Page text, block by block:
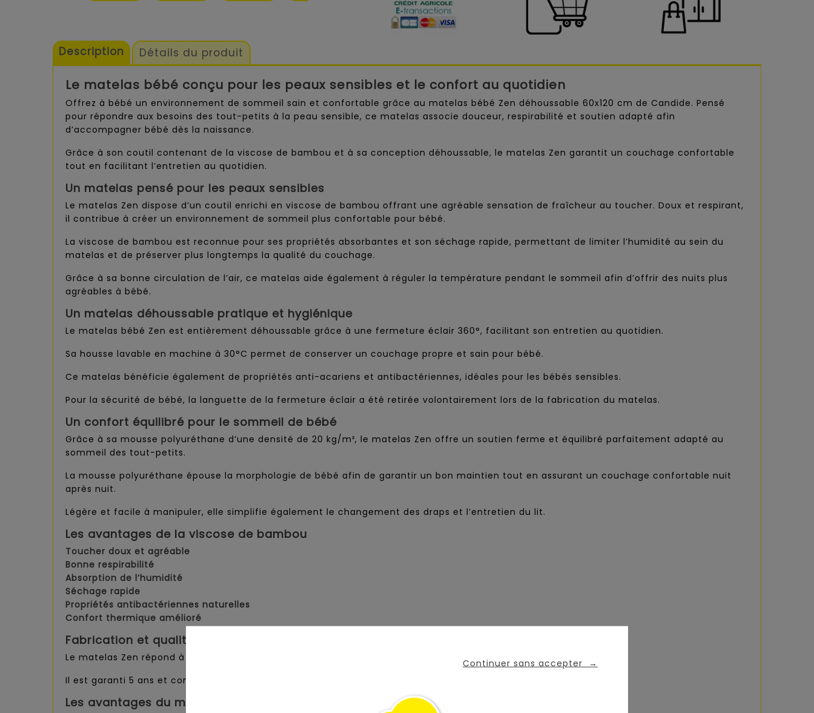
Continuer sans accepter →
Description Détails du produit
Le matelas bébé conçu pour les peaux sensibles et le confort au quotidien
Offrez à bébé un environnement de sommeil sain et confortable grâce au matelas bébé Zen déhoussable 60x120 cm de Candide. Pensé
pour répondre aux besoins des tout-petits à la peau sensible, ce matelas associe douceur, respirabilité et soutien adapté afin
d’accompagner bébé dès la naissance.
Grâce à son coutil contenant de la viscose de bambou et à sa conception déhoussable, le matelas Zen garantit un couchage confortable
tout en facilitant l’entretien au quotidien.
Un matelas pensé pour les peaux sensibles
Le matelas Zen dispose d’un coutil enrichi en viscose de bambou offrant une agréable sensation de fraîcheur au toucher. Doux et respirant,
il contribue à créer un environnement de sommeil plus confortable pour bébé.
La viscose de bambou est reconnue pour ses propriétés absorbantes et son séchage rapide, permettant de limiter l’humidité au sein du
matelas et de préserver plus longtemps la qualité du couchage.
Grâce à sa bonne circulation de l’air, ce matelas aide également à réguler la température pendant le sommeil afin d’offrir des nuits plus
agréables à bébé.
Un matelas déhoussable pratique et hygiénique
Le matelas bébé Zen est entièrement déhoussable grâce à une fermeture éclair 360°, facilitant son entretien au quotidien.
Sa housse lavable en machine à 30°C permet de conserver un couchage propre et sain pour bébé.
Ce matelas bénéficie également de propriétés anti-acariens et antibactériennes, idéales pour les bébés sensibles.
Pour la sécurité de bébé, la languette de la fermeture éclair a été retirée volontairement lors de la fabrication du matelas.
Un confort équilibré pour le sommeil de bébé
Grâce à sa mousse polyuréthane d’une densité de 20 kg/m³, le matelas Zen offre un soutien ferme et équilibré parfaitement adapté au
sommeil des tout-petits.
La mousse polyuréthane épouse la morphologie de bébé afin de garantir un bon maintien tout en assurant un couchage confortable nuit
après nuit.
Légère et facile à manipuler, elle simplifie également le changement des draps et l’entretien du lit.
Les avantages de la viscose de bambou
Toucher doux et agréable
Bonne respirabilité
Absorption de l’humidité
Séchage rapide
Propriétés antibactériennes naturelles
Confort thermique amélioré
Fabrication et qualité certifiée
Le matelas Zen répond à la norme NF EN 16890 afin de garantir un niveau de sécurité adapté au sommeil des bébés.
Il est garanti 5 ans et conçu sans traitement chimique.
Les avantages du matelas bébé Zen